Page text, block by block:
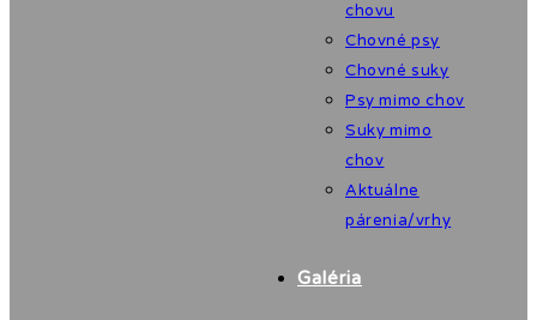
chovu
Chovné psy
Chovné suky
Psy mimo chov
Suky mimo
chov
Aktuálne
párenia/vrhy
Galéria